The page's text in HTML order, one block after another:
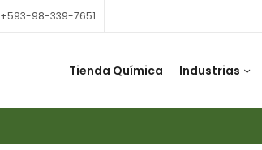
+593-98-339-7651
Tienda Química Industrias